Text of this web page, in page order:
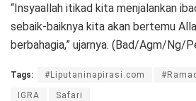
“Insyaallah itikad kita menjalankan
sebaik-baiknya kita akan bertemu
berbahagia,” ujarnya. (Bad/Agm/Ng/
Tags: #Liputaninapirasi.com
IGRA Safari